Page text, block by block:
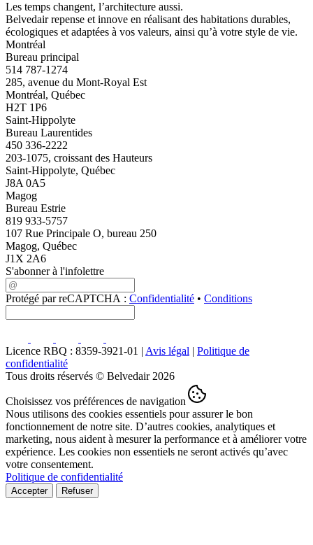
Les temps changent, l’architecture aussi.
Belvedair repense et innove en réalisant des habitations durables,
écologiques et adaptées à vos valeurs, ainsi qu’à votre style de vie.
Montréal
Bureau principal
514 787-1274
285, avenue du Mont-Royal Est
Montréal, Québec
H2T 1P6
Saint-Hippolyte
Bureau Laurentides
450 336-2222
203-1075, croissant des Hauteurs
Saint-Hippolyte, Québec
J8A 0A5
Magog
Bureau Estrie
819 933-5757
107 Rue Principale O, bureau 250
Magog, Québec
J1X 2A6
S'abonner à l'infolettre
Protégé par reCAPTCHA : Confidentialité • Conditions
Licence RBQ : 8359-3921-01 | Avis légal | Politique de
confidentialité
Tous droits réservés © Belvedair 2026
Choisissez vos préférences de navigation
Nous utilisons des cookies essentiels pour assurer le bon
fonctionnement de notre site. D’autres cookies, analytiques et
marketing, nous aident à mesurer la performance et à améliorer votre
expérience. Les cookies non essentiels ne seront activés qu’avec
votre consentement.
Politique de confidentialité
Accepter Refuser